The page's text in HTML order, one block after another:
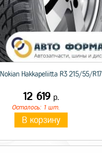
Hakkapeliitta R3 215/55/R17
12 619р.
Осталось: 1 шт.
В корзину